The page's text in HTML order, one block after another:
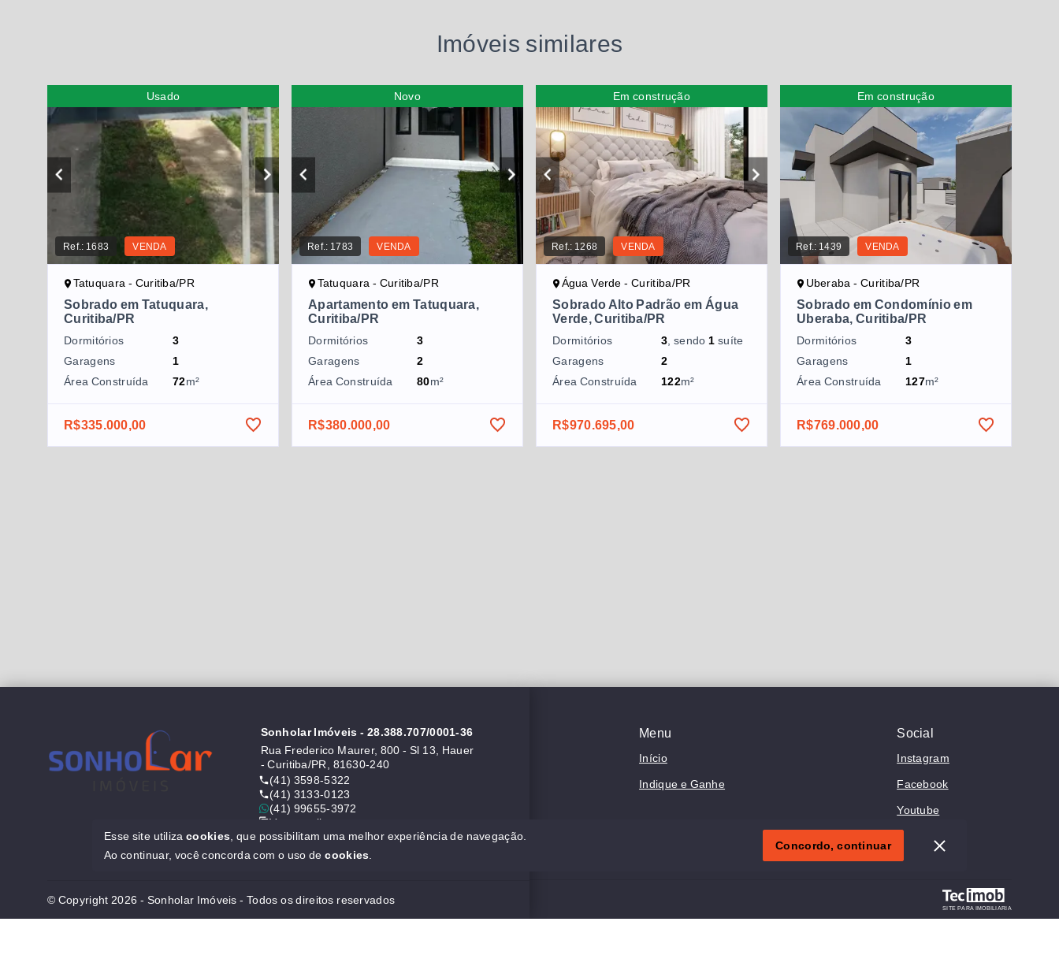
Imóveis similares
Usado
Ref.: 1683 VENDA
Tatuquara - Curitiba/PR
Sobrado em Tatuquara,
Curitiba/PR
Dormitórios
3
Garagens
1
Área Construída
72m²
R$335.000,00
Novo
Ref.: 1783 VENDA
Tatuquara - Curitiba/PR
Apartamento em Tatuquara,
Curitiba/PR
Dormitórios
3
Garagens
2
Área Construída
80m²
R$380.000,00
Em construção
Ref.: 1268 VENDA
Água Verde - Curitiba/PR
Sobrado Alto Padrão em Água
Verde, Curitiba/PR
Dormitórios 3, sendo1 suíte
Garagens
2
Área Construída
122m²
R$970.695,00
Em construção
Ref.: 1439 VENDA
Uberaba - Curitiba/PR
Sobrado em Condomínio em
Uberaba, Curitiba/PR
Dormitórios
3
Garagens
1
Área Construída
127m²
R$769.000,00
Menu
Início
Indique e Ganhe
Social
Instagram
Facebook
Youtube
SITE PARA IMOBILIARIA
Sonholar Imóveis - 28.388.707/0001-36
Rua Frederico Maurer, 800 - Sl 13, Hauer
- Curitiba/PR, 81630-240
(41) 3598-5322
(41) 3133-0123
(41) 99655-3972
Ver e-mail
CRECI J6646
© Copyright 2026 - Sonholar Imóveis - Todos os direitos reservados
Esse site utilizacookies , que possibilitam uma melhor experiência de navegação.
Ao continuar, você concorda com o uso decookies
Concordo, continuar